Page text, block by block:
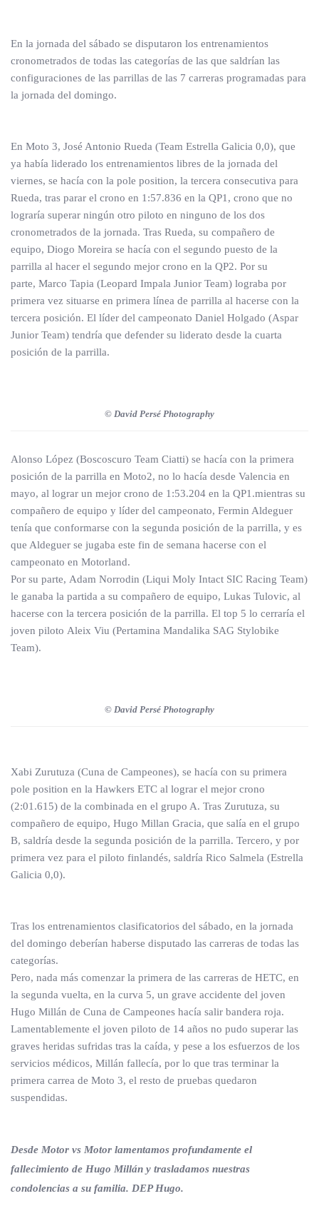
En la jornada del sábado se disputaron los entrenamientos
cronometrados de todas las categorías de las que saldrían las
configuraciones de las parrillas de las 7 carreras programadas para
la jornada del domingo.
En Moto 3, José Antonio Rueda (Team Estrella Galicia 0,0), que
ya había liderado los entrenamientos libres de la jornada del
viernes, se hacía con la pole position, la tercera consecutiva para
Rueda, tras parar el crono en 1:57.836 en la QP1, crono que no
lograría superar ningún otro piloto en ninguno de los dos
cronometrados de la jornada. Tras Rueda, su compañero de
equipo, Diogo Moreira se hacía con el segundo puesto de la
parrilla al hacer el segundo mejor crono en la QP2. Por su
parte, Marco Tapia (Leopard Impala Junior Team) lograba por
primera vez situarse en primera línea de parrilla al hacerse con la
tercera posición. El líder del campeonato Daniel Holgado (Aspar
Junior Team) tendría que defender su liderato desde la cuarta
posición de la parrilla.
© David Persé Photography
Alonso López (Boscoscuro Team Ciatti) se hacía con la primera
posición de la parrilla en Moto2, no lo hacía desde Valencia en
mayo, al lograr un mejor crono de 1:53.204 en la QP1.mientras su
compañero de equipo y líder del campeonato, Fermin Aldeguer
tenía que conformarse con la segunda posición de la parrilla, y es
que Aldeguer se jugaba este fin de semana hacerse con el
campeonato en Motorland.
Por su parte, Adam Norrodin (Liqui Moly Intact SIC Racing Team)
le ganaba la partida a su compañero de equipo, Lukas Tulovic, al
hacerse con la tercera posición de la parrilla. El top 5 lo cerraría el
joven piloto Aleix Viu (Pertamina Mandalika SAG Stylobike
Team).
© David Persé Photography
Xabi Zurutuza (Cuna de Campeones), se hacía con su primera
pole position en la Hawkers ETC al lograr el mejor crono
(2:01.615) de la combinada en el grupo A. Tras Zurutuza, su
compañero de equipo, Hugo Millan Gracia, que salía en el grupo
B, saldría desde la segunda posición de la parrilla. Tercero, y por
primera vez para el piloto finlandés, saldría Rico Salmela (Estrella
Galicia 0,0).
Tras los entrenamientos clasificatorios del sábado, en la jornada
del domingo deberían haberse disputado las carreras de todas las
categorías.
Pero, nada más comenzar la primera de las carreras de HETC, en
la segunda vuelta, en la curva 5, un grave accidente del joven
Hugo Millán de Cuna de Campeones hacía salir bandera roja.
Lamentablemente el joven piloto de 14 años no pudo superar las
graves heridas sufridas tras la caída, y pese a los esfuerzos de los
servicios médicos, Millán fallecía, por lo que tras terminar la
primera carrea de Moto 3, el resto de pruebas quedaron
suspendidas.
Desde Motor vs Motor lamentamos profundamente el
fallecimiento de Hugo Millán y trasladamos nuestras
condolencias a su familia. DEP Hugo.